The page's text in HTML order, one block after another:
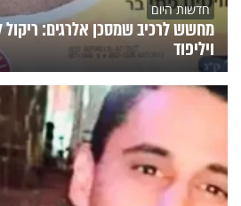
חדשות היום
מחשש לרכיב שמסכן אלרגים:
ויליפוד